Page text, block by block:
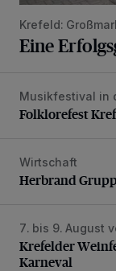
Krefeld:
Eine
Folklorefest
Musikfestival in
Folklorefest
Herbrand
Wirtschaft
Herbrand
Krefelder
7. bis 9. August
Krefelder
Karneval